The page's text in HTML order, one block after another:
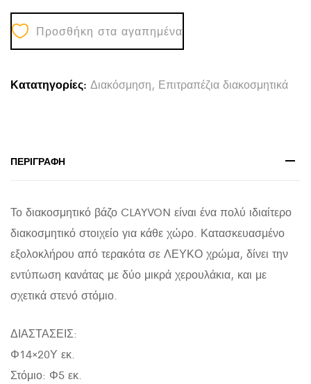
ΒΑΖΟ
ΣΕΙΡΑ
CLAYVON
ΤΕΡΑΚΟΤΑ
Φ14x20Υεκ.
Προσθήκη στα αγαπημένα
Κατατηγορίες: Διακόσμηση, Επιτραπέζια διακοσμητικά
ΠΕΡΙΓΡΑΦΉ
Το διακοσμητικό βάζο CLAYVON είναι ένα πολύ ιδιαίτερο
διακοσμητικό στοιχείο για κάθε χώρο. Κατασκευασμένο
εξολοκλήρου από τερακότα σε ΛΕΥΚΟ χρώμα, δίνει την
εντύπωση κανάτας με δύο μικρά χερουλάκια, και με
σχετικά στενό στόμιο.
ΔΙΑΣΤΑΣΕΙΣ:
Φ14×20Υ εκ.
Στόμιο: Φ5 εκ.